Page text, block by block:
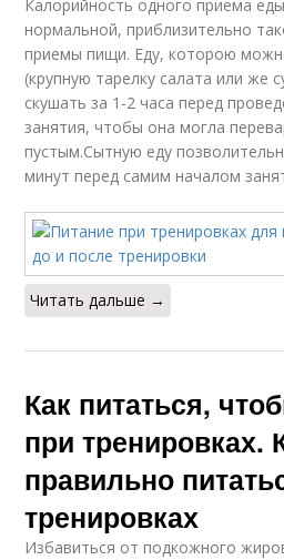
Калорийность одного приема
нормальной, приблизительно
приемы пищи. Еду, которою
(крупную тарелку салата или же
скушать за 1-2 часа перед
занятия, чтобы она могла
пустым.Сытную еду
минут перед самим началом
Читать дальше →
Как питаться,
при тренировках.
правильно
тренировках
Избавиться от подкожного